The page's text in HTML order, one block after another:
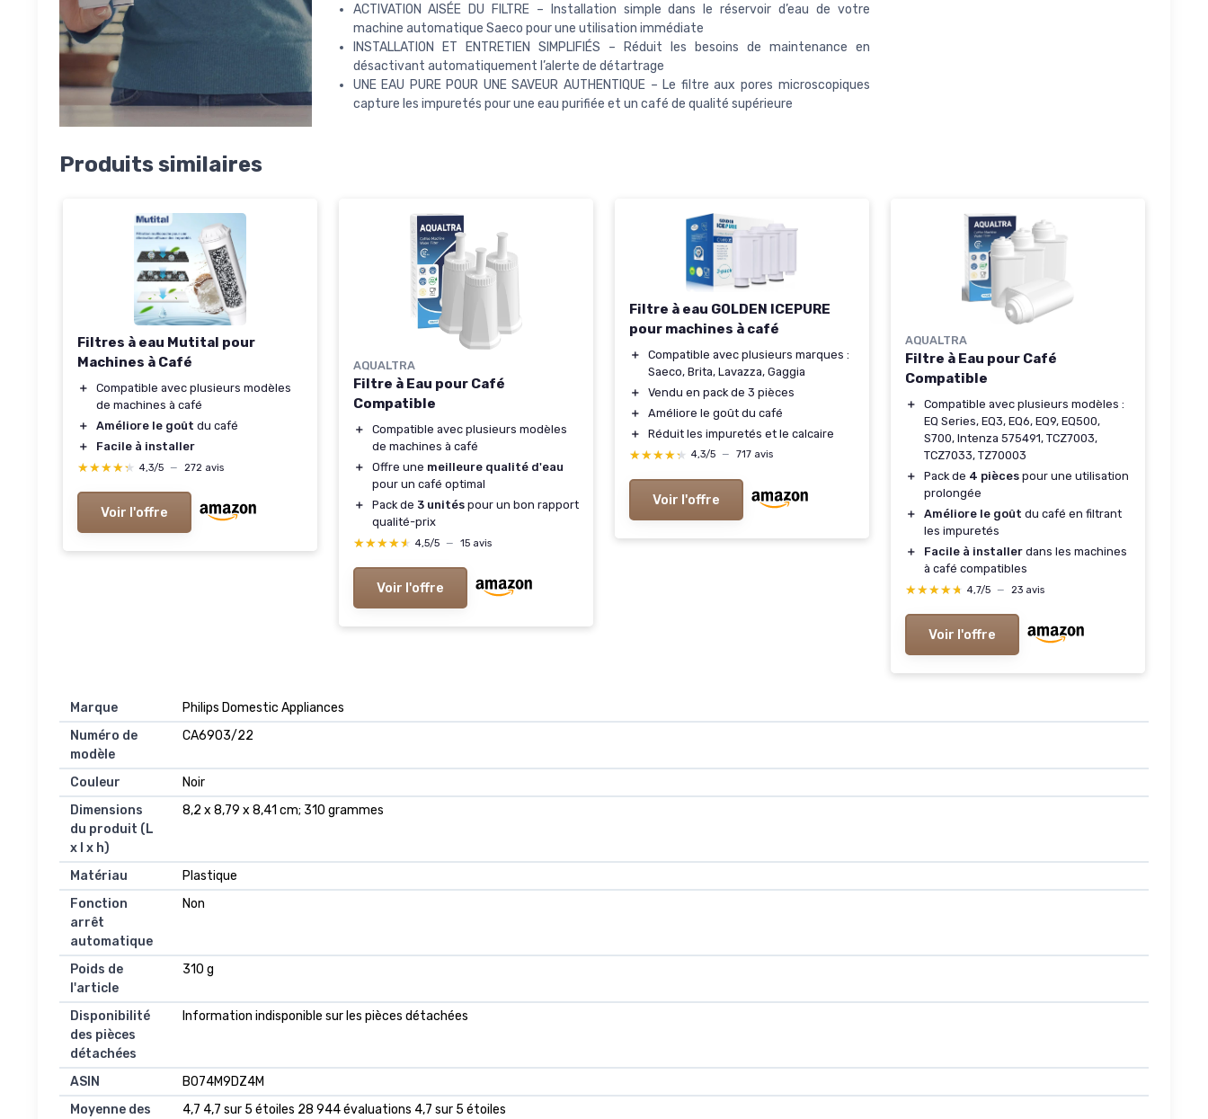
ACTIVATION AISÉE DU FILTRE – Installation simple dans le réservoir d’eau de votre
machine automatique Saeco pour une utilisation immédiate
INSTALLATION ET ENTRETIEN SIMPLIFIÉS – Réduit les besoins de maintenance en
désactivant automatiquement l’alerte de détartrage
UNE EAU PURE POUR UNE SAVEUR AUTHENTIQUE – Le filtre aux pores microscopiques
capture les impuretés pour une eau purifiée et un café de qualité supérieure
Produits similaires
Filtres à eau Mutital pour
Machines à Café
＋
Compatible avec plusieurs modèles
de machines à café
＋
Améliore le goût du café
＋
Facile à installer
★★★★★
★★★★★ 4,3/5 — 272 avis
Voir l'offre
AQUALTRA
Filtre à Eau pour Café
Compatible
＋
Compatible avec plusieurs modèles
de machines à café
＋
Offre une meilleure qualité d'eau
pour un café optimal
＋
Pack de 3 unités pour un bon rapport
qualité-prix
★★★★★
★★★★★ 4,5/5 — 15 avis
Voir l'offre
Filtre à eau GOLDEN ICEPURE
pour machines à café
＋
Compatible avec plusieurs marques :
Saeco, Brita, Lavazza, Gaggia
＋
Vendu en pack de 3 pièces
＋
Améliore le goût du café
＋
Réduit les impuretés et le calcaire
★★★★★
★★★★★ 4,3/5 — 717 avis
Voir l'offre
AQUALTRA
Filtre à Eau pour Café
Compatible
＋
Compatible avec plusieurs modèles :
EQ Series, EQ3, EQ6, EQ9, EQ500,
S700, Intenza 575491, TCZ7003,
TCZ7033, TZ70003
＋
Pack de 4 pièces pour une utilisation
prolongée
＋
Améliore le goût du café en filtrant
les impuretés
＋
Facile à installer dans les machines
à café compatibles
★★★★★
★★★★★ 4,7/5 — 23 avis
Voir l'offre
Marque
‎Philips Domestic Appliances
Numéro de
modèle
‎CA6903/22
Couleur
‎Noir
Dimensions
du produit (L
x l x h)
‎8,2 x 8,79 x 8,41 cm; 310 grammes
Matériau
‎Plastique
Fonction
arrêt
automatique
‎Non
Poids de
l'article
‎310 g
Disponibilité
des pièces
détachées
‎Information indisponible sur les pièces détachées
ASIN
B074M9DZ4M
Moyenne des
4,7 4,7 sur 5 étoiles 28 944 évaluations 4,7 sur 5 étoiles